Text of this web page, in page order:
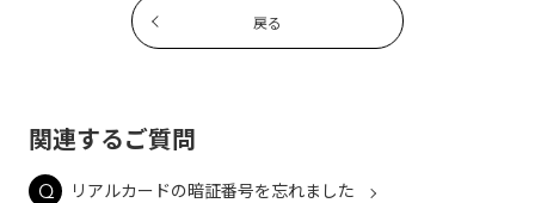
戻る
関連するご質問
リアルカードの暗証番号を忘れました